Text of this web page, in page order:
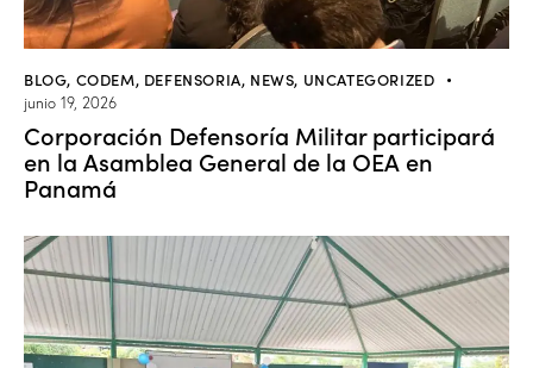
BLOG, CODEM, DEFENSORIA, NEWS, UNCATEGORIZED
junio 19, 2026
Corporación Defensoría Militar participará
en la Asamblea General de la OEA en
Panamá